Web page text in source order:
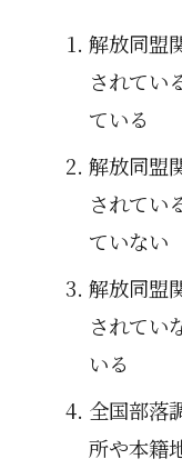
解放同盟
されてい
ている
解放同盟
されてい
ていない
解放同盟
されてい
いる
全国部落
所や本籍